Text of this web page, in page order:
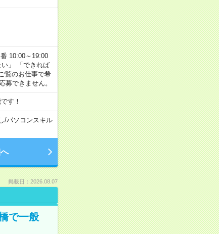
10:00～19:00
」 「できれば
覧のお仕事で希
募できません。
す！
/パソコンスキル
掲載日：2026.08.07
で一般